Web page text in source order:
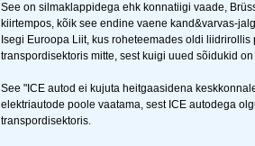
See on silmaklappidega ehk konnatiigi vaade,
kiirtempos, kõik see endine vaene kand&varvas-
Isegi Euroopa Liit, kus roheteemades oldi
transpordisektoris mitte, sest kuigi uued sõidukid
See "ICE autod ei kujuta heitgaasidena
elektriautode poole vaatama, sest ICE autodega
transpordisektoris.